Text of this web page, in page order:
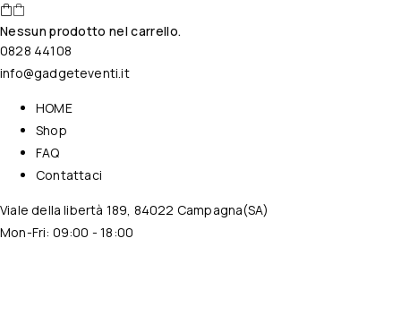
Nessun prodotto nel carrello.
0828 44108
info@gadgeteventi.it
HOME
Shop
FAQ
Contattaci
Viale della libertà 189, 84022 Campagna(SA)
Mon-Fri: 09:00 - 18:00